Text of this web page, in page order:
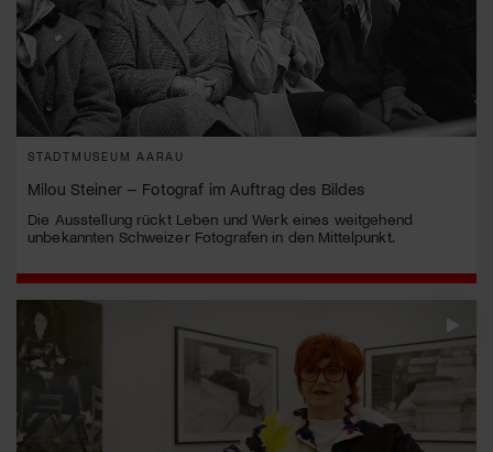
STADTMUSEUM AARAU
Milou Steiner – Fotograf im Auftrag des Bildes
Die Ausstellung rückt Leben und Werk eines weitgehend
unbekannten Schweizer Fotografen in den Mittelpunkt.